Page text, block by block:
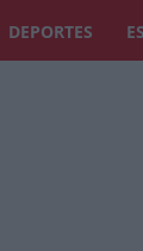
DEPORTES